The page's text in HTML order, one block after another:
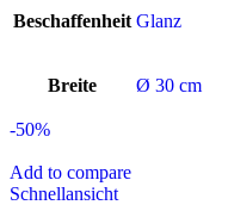
Beschaffenheit Glanz
Breite Ø 30 cm
-50%
Add to compare
Schnellansicht